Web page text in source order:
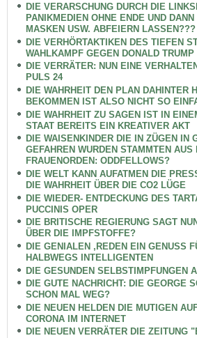
DIE VERARSCHUNG DURCH DIE
PANIKMEDIEN OHNE ENDE UND
MASKEN USW. ABFEIERN LASSEN???
DIE VERHÖRTAKTIKEN DES TIEFEN
WAHLKAMPF GEGEN DONALD TRUMP
DIE VERRÄTER: NUN EINE
PULS 24
DIE WAHRHEIT DEN PLAN DAHINTER
BEKOMMEN IST ALSO NICHT SO
DIE WAHRHEIT ZU SAGEN IST IN
STAAT BEREITS EIN KREATIVER AKT
DIE WAISENKINDER DIE IN ZÜGEN IN
GEFAHREN WURDEN STAMMTEN AUS
FRAUENORDEN: ODDFELLOWS?
DIE WELT KANN AUFATMEN DIE
DIE WAHRHEIT ÜBER DIE CO2 LÜGE
DIE WIEDER- ENTDECKUNG DES
PUCCINIS OPER
DIE BRITISCHE REGIERUNG SAGT
ÜBER DIE IMPFSTOFFE?
DIE GENIALEN ,REDEN EIN GENUSS
HALBWEGS INTELLIGENTEN
DIE GESUNDEN SELBSTIMPFUNGEN
DIE GUTE NACHRICHT: DIE GEORGE
SCHON MAL WEG?
DIE NEUEN HELDEN DIE MUTIGEN
CORONA IM INTERNET
DIE NEUEN VERRÄTER DIE ZEITUNG